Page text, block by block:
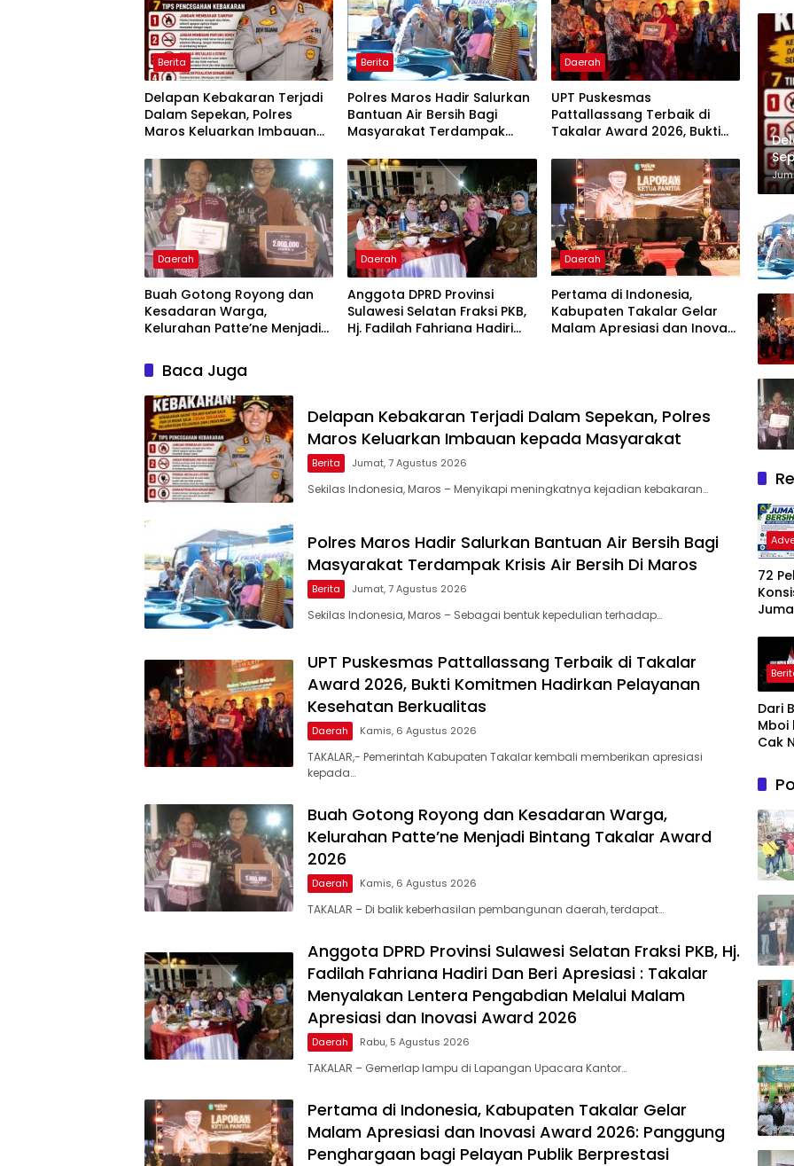
Berita
Delapan Kebakaran Terjadi
Dalam Sepekan, Polres
Maros Keluarkan Imbauan
Berita
Polres Maros Hadir Salurkan
Bantuan Air Bersih Bagi
Masyarakat Terdampak
Daerah
UPT Puskesmas
Pattallassang Terbaik di
Takalar Award 2026, Bukti
Pelayanan Kesehatan
Berkualitas
Daerah
Buah Gotong Royong dan
Kesadaran Warga,
Kelurahan Patte’ne Menjadi
Daerah
Anggota DPRD Provinsi
Sulawesi Selatan Fraksi PKB,
Hj. Fadilah Fahriana Hadiri
2026
Daerah
Pertama di Indonesia,
Kabupaten Takalar Gelar
Malam Apresiasi dan Inovasi
Baca Juga
Delapan Kebakaran Terjadi Dalam Sepekan, Polres
Maros Keluarkan Imbauan kepada Masyarakat
Berita Jumat, 7 Agustus 2026
Sekilas Indonesia, Maros – Menyikapi meningkatnya kejadian kebakaran…
Polres Maros Hadir Salurkan Bantuan Air Bersih Bagi
Masyarakat Terdampak Krisis Air Bersih Di Maros
Berita Jumat, 7 Agustus 2026
Sekilas Indonesia, Maros – Sebagai bentuk kepedulian terhadap…
UPT Puskesmas Pattallassang Terbaik di Takalar
Award 2026, Bukti Komitmen Hadirkan Pelayanan
Kesehatan Berkualitas
Daerah Kamis, 6 Agustus 2026
TAKALAR,- Pemerintah Kabupaten Takalar kembali memberikan apresiasi
kepada…
Buah Gotong Royong dan Kesadaran Warga,
Kelurahan Patte’ne Menjadi Bintang Takalar Award
2026
Daerah Kamis, 6 Agustus 2026
TAKALAR – Di balik keberhasilan pembangunan daerah, terdapat…
Anggota DPRD Provinsi Sulawesi Selatan Fraksi PKB, Hj.
Fadilah Fahriana Hadiri Dan Beri Apresiasi : Takalar
Menyalakan Lentera Pengabdian Melalui Malam
Apresiasi dan Inovasi Award 2026
Daerah Rabu, 5 Agustus 2026
TAKALAR – Gemerlap lampu di Lapangan Upacara Kantor…
Pertama di Indonesia, Kabupaten Takalar Gelar
Malam Apresiasi dan Inovasi Award 2026: Panggung
Penghargaan bagi Pelayan Publik Berprestasi
72
Nyata
ASRI
Dari
Mboi
Cak
an :
&
Akal